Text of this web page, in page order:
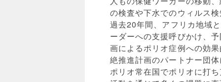
の検査や下水でのウィルス
過去20年間、アフリカ地域
ーダーへの支援呼びかけ、
画によるポリオ症例への効
絶推進計画のパートナー団
ポリオ常在国でポリオに打